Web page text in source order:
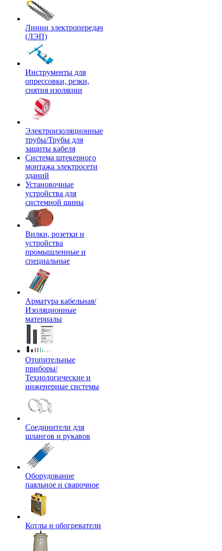
Линии электропередач
(ЛЭП)
Инструменты для
опрессовки, резки,
снятия изоляции
Электроизоляционные
трубы/Трубы для
защиты кабеля
Система штекерного
монтажа электросети
зданий
Установочные
устройства для
системной шины
Вилки, розетки и
устройства
промышленные и
специальные
Арматура кабельная/
Изоляционные
материалы
Отопительные
приборы/
Технологические и
инженерные системы
Соединители для
шлангов и рукавов
Оборудование
паяльное и сварочное
Котлы и обогреватели